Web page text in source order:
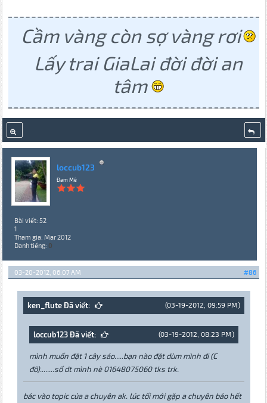
Cầm vàng còn sợ vàng rơi
Lấy trai GiaLai đời đời an
tâm
loccub123
Đam Mê
Bài viết: 52
1
Tham gia: Mar 2012
Danh tiếng: 0
#86
03-20-2012, 06:07 AM
(03-19-2012, 09:59 PM)
ken_flute Đã viết:
(03-19-2012, 08:23 PM)
loccub123 Đã viết:
mình muốn đặt 1 cây sáo.....bạn nào đặt dùm mình đi (C
đô)........số dt mình nè 01648075060 tks trk.
bác vào topic của a chuyên ak. lúc tối mới gặp a chuyên bảo hết